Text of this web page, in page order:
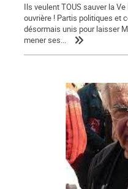
Ils veulent TOUS sauver la
ouvrière ! Partis politiques et
désormais unis pour laisser
mener ses...